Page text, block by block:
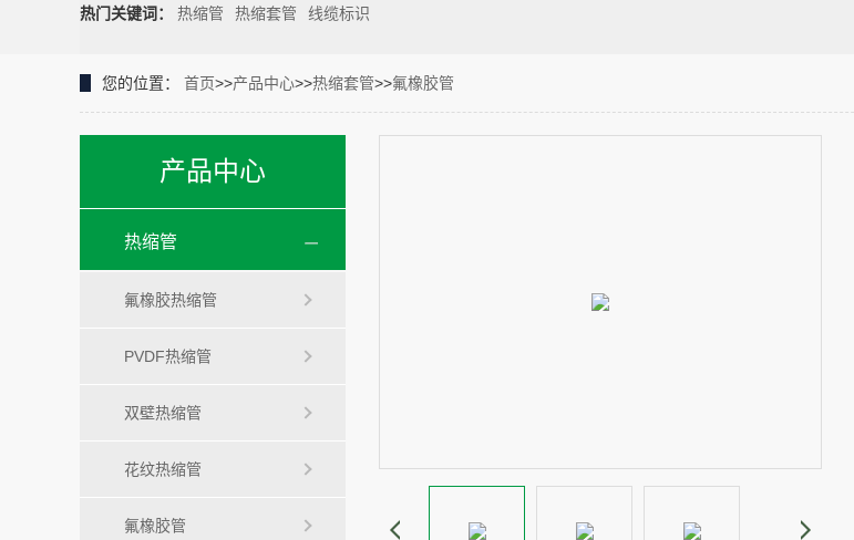
热门关键词： 热缩管 热缩套管 线缆标识
您的位置： 首页>>产品中心>>热缩套管>>氟橡胶管
产品中心
热缩管
氟橡胶热缩管
PVDF热缩管
双壁热缩管
花纹热缩管
氟橡胶管